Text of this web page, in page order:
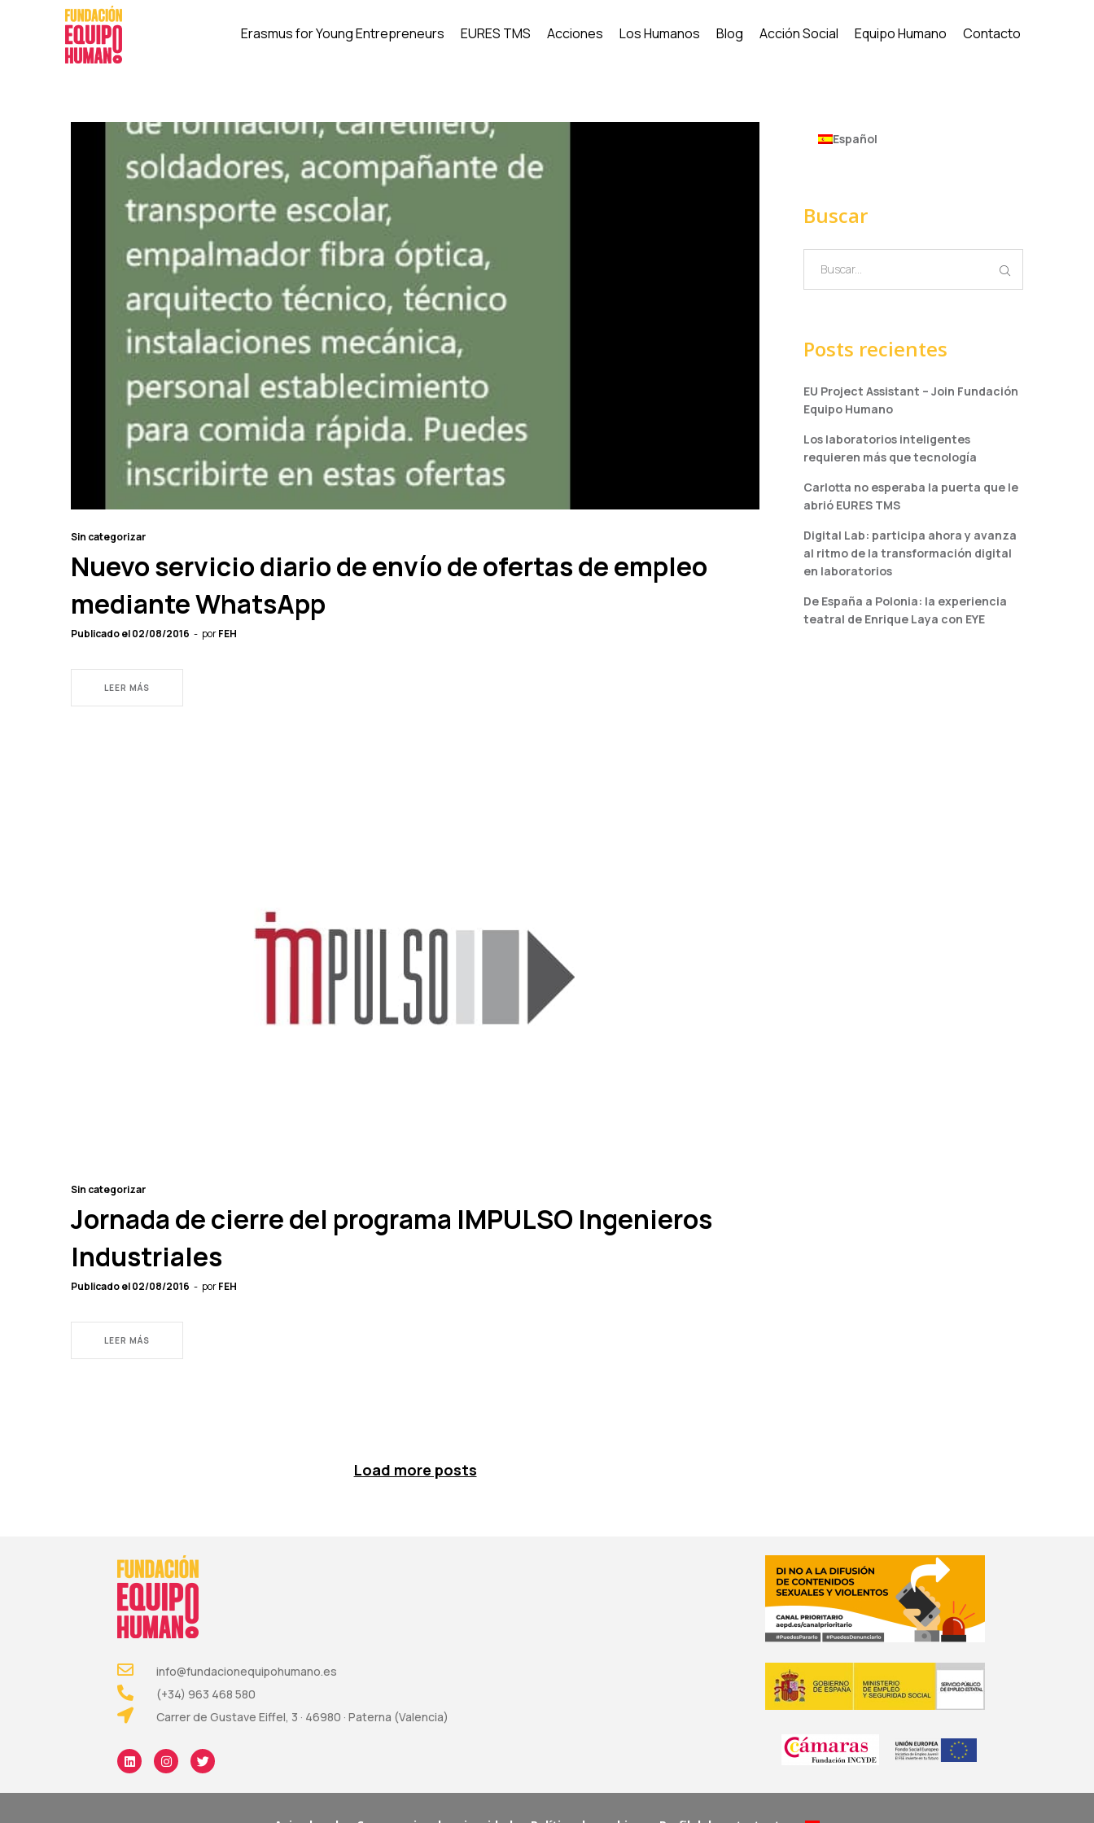
Erasmus for Young Entrepreneurs EURES TMS Acciones Los Humanos Blog Acción Social Equipo Humano Contacto
Sin categorizar
Nuevo servicio diario de envío de ofertas de empleo
mediante WhatsApp
Publicado el02/08/2016 porFEH
LEER MÁS
Sin categorizar
Jornada de cierre del programa IMPULSO Ingenieros
Industriales
Publicado el02/08/2016 porFEH
LEER MÁS
Load more posts
Español
Buscar
Posts recientes
EU Project Assistant – Join Fundación
Equipo Humano
Los laboratorios inteligentes
requieren más que tecnología
Carlotta no esperaba la puerta que le
abrió EURES TMS
Digital Lab: participa ahora y avanza
al ritmo de la transformación digital
en laboratorios
De España a Polonia: la experiencia
teatral de Enrique Laya con EYE
info@fundacionequipohumano.es
(+34) 963 468 580
Carrer de Gustave Eiffel, 3 · 46980 · Paterna (Valencia)